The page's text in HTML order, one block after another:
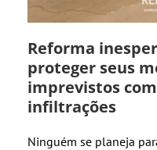
Reforma
proteger seus
imprevistos
infiltrações
Ninguém se planeja